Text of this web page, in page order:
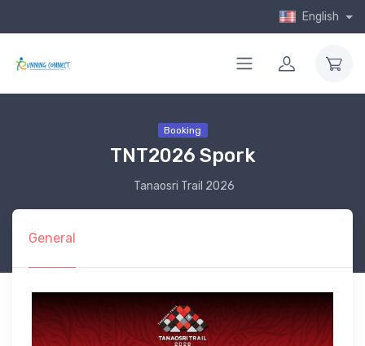
English
Booking
TNT2026 Spork
Tanaosri Trail 2026
General